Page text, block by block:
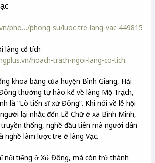
pho…/phong-su/luoc-tre-lang-vac-449815
làng cổ tích
hoach-trach-ngoi-lang-co-tich…
khoa bảng của huyện Bình Giang, Hải
thường tự hào kể về làng Mộ Trạch,
là “Lò tiến sĩ xứ Đông”. Khi nói về lễ hội
lại nhắc đến Lễ Chữ ở xã Bình Minh,
thống, nghề đầu tiên mà người dân
nghề làm lược tre ở làng Vạc.
nổi tiếng ở Xứ Đông, mà còn trở thành